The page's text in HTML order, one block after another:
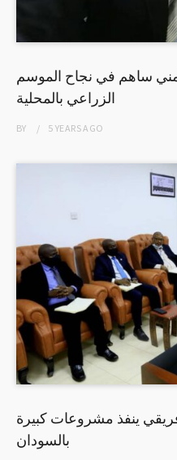
ساهم في نجاح الموسم
الزراعي بالمحلية
BY 5 YEARSAGO
ينفذ مشروعات كبيرة
بالسودان